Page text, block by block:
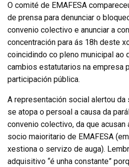
O comité de EMAFESA
de prensa para denunciar o
convenio colectivo e anunciar a
concentración para ás 18h deste
coincidindo co pleno municipal ao
cambios estatutarios na empresa
participación pública.
A representación social alertou da
se atopa o persoal a causa da
convenio colectivo, da que acusan
socio maioritario de EMAFESA
xestiona o servizo de auga).
adquisitivo “é unha constante”